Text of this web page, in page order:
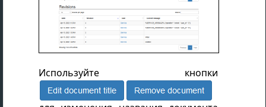
Используйте кнопки